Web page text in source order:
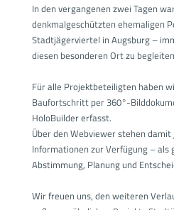
In den vergangenen zwei Tagen
denkmalgeschützten ehemaligen
Stadtjägerviertel in Augsburg –
diesen besonderen Ort zu
Für alle Projektbeteiligten haben
Baufortschritt per 360°-
HoloBuilder erfasst.
Über den Webviewer stehen
Informationen zur Verfügung – als
Abstimmung, Planung und
Wir freuen uns, den weiteren